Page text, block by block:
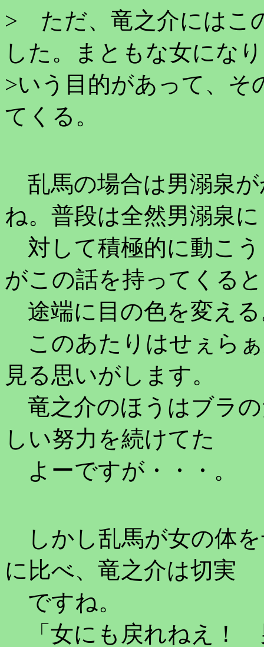
> ただ、竜之介にはこ
した。まともな女にな
>いう目的があって、そ
てくる。
乱馬の場合は男溺泉
ね。普段は全然男溺泉に
対して積極的に動こ
がこの話を持ってくると
途端に目の色を変え
このあたりはせぇら
見る思いがします。
竜之介のほうはブラ
しい努力を続けてた
よーですが・・・。
しかし乱馬が女の体
に比べ、竜之介は切実
ですね。
「女にも戻れねえ！